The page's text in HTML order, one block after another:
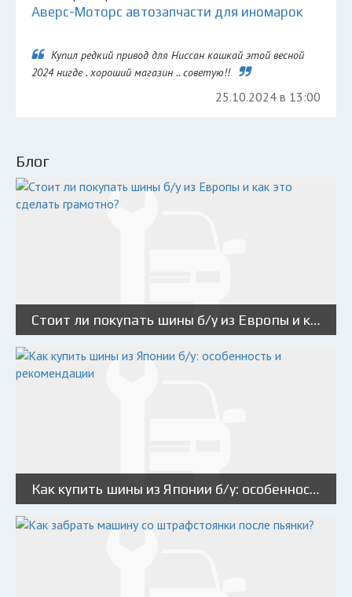
Аверс-Моторс автозапчасти для иномарок
Купил редкий привод для Ниссан кашкай этой весной
2024 нигде . хороший магазин .. советую!!
25.10.2024 в 13:00
Блог
Стоит ли покупать шины б/у из Европы и как это сделать грамотно?
Как купить шины из Японии б/у: особенность и рекомендации